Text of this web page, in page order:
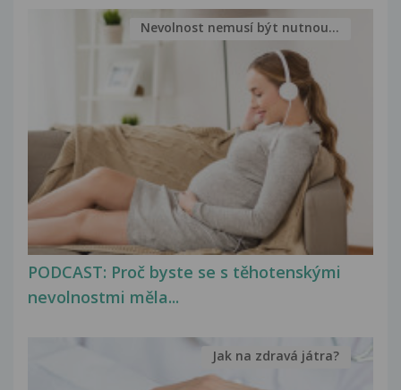
PODCAST: Proč byste se s těhotenskými
nevolnostmi měla...
Nevolnost nemusí být nutnou...
Jak na zdravá játra?